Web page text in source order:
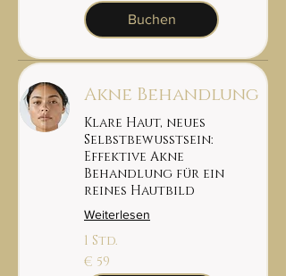
Buchen
Akne Behandlung
Klare Haut, neues
Selbstbewusstsein:
Effektive Akne
Behandlung für ein
reines Hautbild
Weiterlesen
1 Std.
59
euro
€ 59